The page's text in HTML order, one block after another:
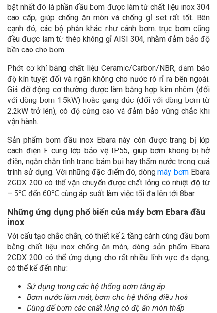
bật nhất đó là phần đầu bơm được làm từ chất liệu inox 304
cao cấp, giúp chống ăn mòn và chống gỉ set rất tốt. Bên
cạnh đó, các bộ phận khác như cánh bơm, trục bơm cũng
đều được làm từ thép không gỉ AISI 304, nhằm đảm bảo độ
bền cao cho bơm.
Phớt cơ khí bằng chất liệu Ceramic/Carbon/NBR, đảm bảo
độ kín tuyệt đối và ngăn không cho nước rò rỉ ra bên ngoài.
Giá đỡ động cơ thường được làm bằng hợp kim nhôm (đối
với dòng bơm 1.5kW) hoặc gang đúc (đối với dòng bơm từ
2.2kW trở lên), có độ cứng cao và đảm bảo vững chắc khi
vận hành.
Sản phẩm bơm đầu inox Ebara này còn được trang bị lớp
cách điện F cùng lớp bảo vệ IP55, giúp bơm không bị hở
điện, ngăn chặn tình trạng bám bụi hay thấm nước trong quá
trình sử dụng. Với những đặc điểm đó, dòngmáy bơmEbara
2CDX 200 có thể vận chuyển được chất lỏng có nhiệt độ từ
– 5℃ đến 60℃ cùng áp suất làm việc tối đa lên tới 8bar.
Những ứng dụng phổ biến của máy bơm Ebara đầu
inox
Với cấu tạo chắc chắn, có thiết kế 2 tầng cánh cùng đầu bơm
bằng chất liệu inox chống ăn mòn, dòng sản phẩm Ebara
2CDX 200 có thể ứng dụng cho rất nhiều lĩnh vực đa dạng,
có thể kể đến như:
Sử dụng trong các hệ thống bơm tăng áp
Bơm nước làm mát, bơm cho hệ thống điều hoà
Dùng để bơm các chất lỏng có độ ăn mòn thấp